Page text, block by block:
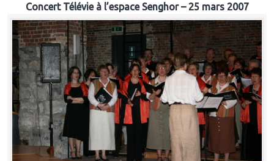
Concert Télévie à l’espace Senghor – 25 mars 2007